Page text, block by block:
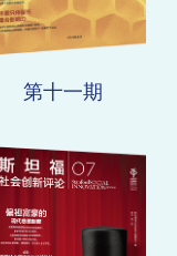
第十一期